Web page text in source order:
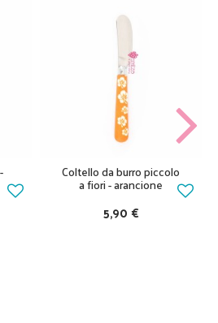
Coltello da burro piccolo
a fiori - arancione
5,90 €